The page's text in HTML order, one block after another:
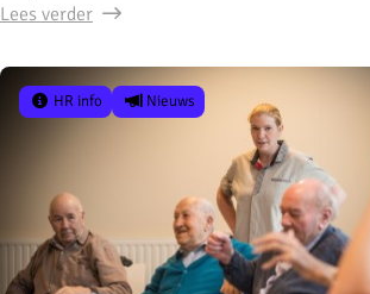
Lees verder
HR info Nieuws